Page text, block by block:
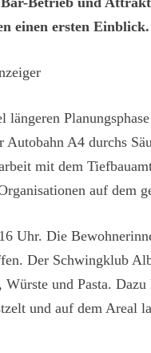
einen ersten Einblick.
Autobahn A4 durchs
mit dem
auf dem
Uhr. Die
Der Schwingklub
und Pasta.
und auf dem Areal